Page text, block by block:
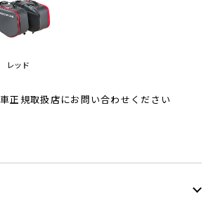
レッド
正規取扱店にお問い合わせください